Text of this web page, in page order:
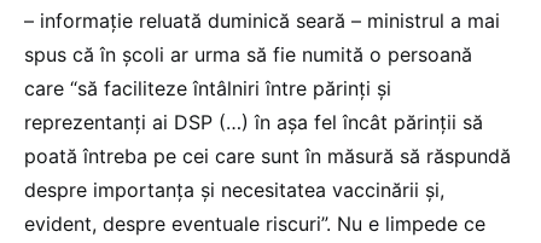
– informație reluată duminică seară – ministrul a mai
spus că în școli ar urma să fie numită o persoană
care “să faciliteze întâlniri între părinți și
reprezentanți ai DSP (…) în așa fel încât părinții să
poată întreba pe cei care sunt în măsură să răspundă
despre importanța și necesitatea vaccinării și,
evident, despre eventuale riscuri”. Nu e limpede ce